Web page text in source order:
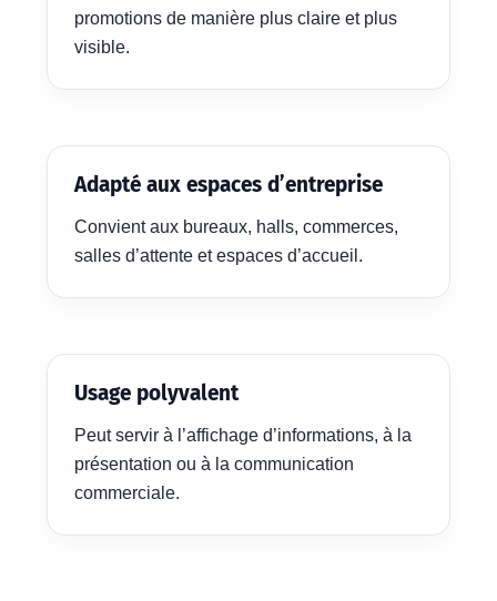
promotions de manière plus claire et plus
visible.
Adapté aux espaces d’entreprise
Convient aux bureaux, halls, commerces,
salles d’attente et espaces d’accueil.
Usage polyvalent
Peut servir à l’affichage d’informations, à la
présentation ou à la communication
commerciale.